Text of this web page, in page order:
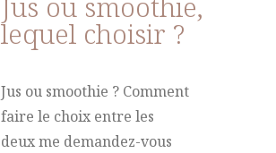
lequel choisir ?
Jus ou smoothie ? Comment
faire le choix entre les
deux me demandez-vous